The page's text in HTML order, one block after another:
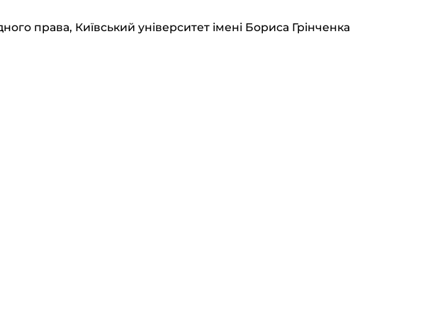
права, Київський університет імені Бориса Грінченка